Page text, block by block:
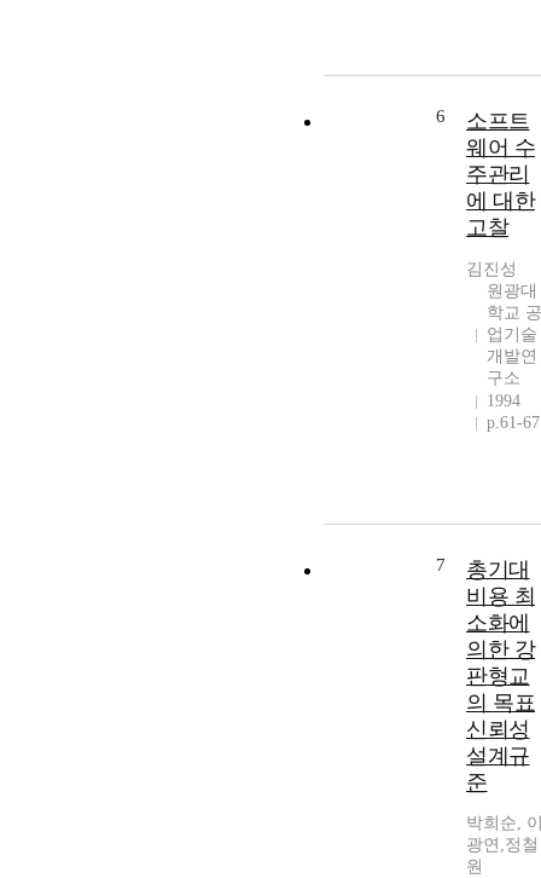
6
소프트
웨어 수
주관리
에 대한
고찰
김진성
원광대
학교 공
업기술
개발연
구소
1994
p.61-67
7
총기대
비용 최
소화에
의한 강
판형교
의 목표
신뢰성
설계규
준
박희순,
광연,정철
원